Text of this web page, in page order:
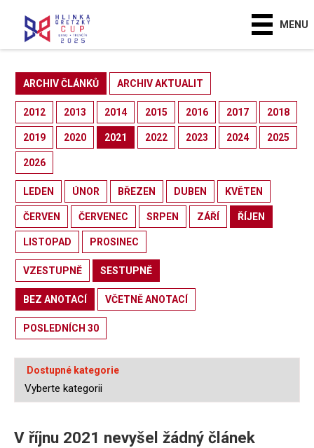
MENU
ARCHIV ČLÁNKŮ ARCHIV AKTUALIT
2012 2013 2014 2015 2016 2017 2018
2019 2020 2021 2022 2023 2024 2025
2026
LEDEN ÚNOR BŘEZEN DUBEN KVĚTEN
ČERVEN ČERVENEC SRPEN ZÁŘÍ ŘÍJEN
LISTOPAD PROSINEC
VZESTUPNĚ SESTUPNĚ
BEZ ANOTACÍ VČETNĚ ANOTACÍ
POSLEDNÍCH 30
Dostupné kategorie
V říjnu 2021 nevyšel žádný článek